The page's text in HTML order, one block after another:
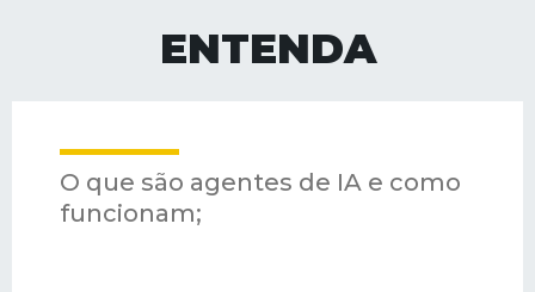
ENTENDA
O que são agentes de IA e como
funcionam;